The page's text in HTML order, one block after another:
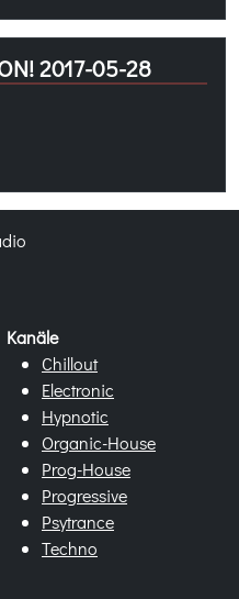
2017-05-28
Kanäle
Chillout
Electronic
Hypnotic
Organic-House
Prog-House
Progressive
Psytrance
Techno